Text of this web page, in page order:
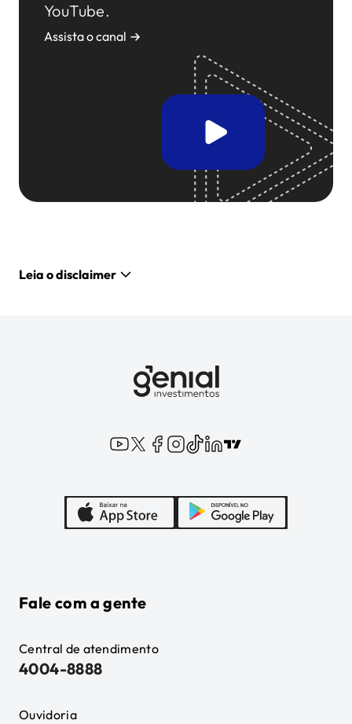
YouTube.
Assista o canal
Leia o disclaimer
Fale com a gente
Central de atendimento
4004-8888
Ouvidoria